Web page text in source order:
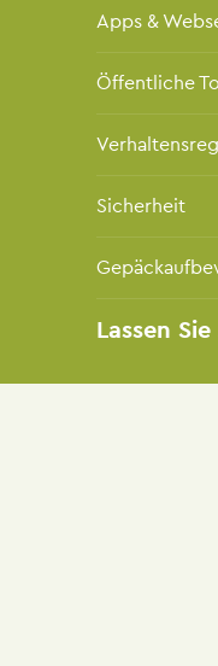
Apps &
Öffentliche
Sicherheit
Lassen